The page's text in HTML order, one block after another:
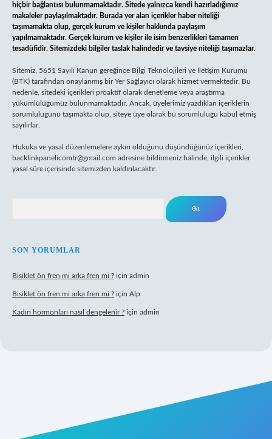
hiçbir bağlantısı bulunmamaktadır. Sitede yalnızca kendi hazırladığımız
makaleler paylaşılmaktadır. Burada yer alan içerikler haber niteliği
taşımamakta olup, gerçek kurum ve kişiler hakkında paylaşım
yapılmamaktadır. Gerçek kurum ve kişiler ile isim benzerlikleri tamamen
tesadüfidir. Sitemizdeki bilgiler taslak halindedir ve tavsiye niteliği taşımazlar.
Sitemiz, 5651 Sayılı Kanun gereğince Bilgi Teknolojileri ve İletişim Kurumu
(BTK) tarafından onaylanmış bir Yer Sağlayıcı olarak hizmet vermektedir. Bu
nedenle, sitedeki içerikleri proaktif olarak denetleme veya araştırma
yükümlülüğümüz bulunmamaktadır. Ancak, üyelerimiz yazdıkları içeriklerin
sorumluluğunu taşımakta olup, siteye üye olarak bu sorumluluğu kabul etmiş
sayılırlar.
Hukuka ve yasal düzenlemelere aykırı olduğunu düşündüğünüz içerikleri,
backlinkpanelicomtr@gmail.com adresine bildirmeniz halinde, ilgili içerikler
yasal süre içerisinde sitemizden kaldırılacaktır.
SON YORUMLAR
Bisiklet ön fren mi arka fren mi ? için admin
Bisiklet ön fren mi arka fren mi ? için Alp
Kadın hormonları nasıl dengelenir ? için admin